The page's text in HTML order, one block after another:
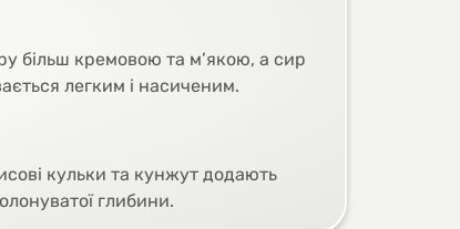
більш кремовою та м’якою, а сир
легким і насиченим.
кульки та кунжут додають
глибини.